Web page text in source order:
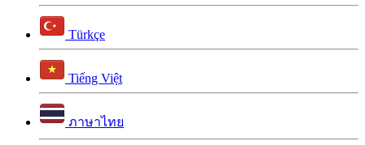
Türkçe
Tiếng Việt
ภาษาไทย